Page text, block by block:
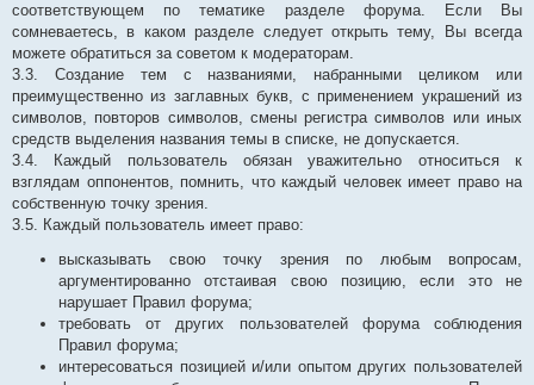
соответствующем по тематике разделе форума. Если Вы
сомневаетесь, в каком разделе следует открыть тему, Вы всегда
можете обратиться за советом к модераторам.
3.3. Создание тем с названиями, набранными целиком или
преимущественно из заглавных букв, с применением украшений из
символов, повторов символов, смены регистра символов или иных
средств выделения названия темы в списке, не допускается.
3.4. Каждый пользователь обязан уважительно относиться к
взглядам оппонентов, помнить, что каждый человек имеет право на
собственную точку зрения.
3.5. Каждый пользователь имеет право:
высказывать свою точку зрения по любым вопросам,
аргументированно отстаивая свою позицию, если это не
нарушает Правил форума;
требовать от других пользователей форума соблюдения
Правил форума;
интересоваться позицией и/или опытом других пользователей